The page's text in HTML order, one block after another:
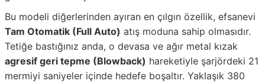
Bu modeli diğerlerinden ayıran en çılgın özellik, efsanevi
Tam Otomatik (Full Auto) atış moduna sahip olmasıdır.
Tetiğe bastığınız anda, o devasa ve ağır metal kızak
agresif geri tepme (Blowback) hareketiyle şarjördeki 21
mermiyi saniyeler içinde hedefe boşaltır. Yaklaşık 380